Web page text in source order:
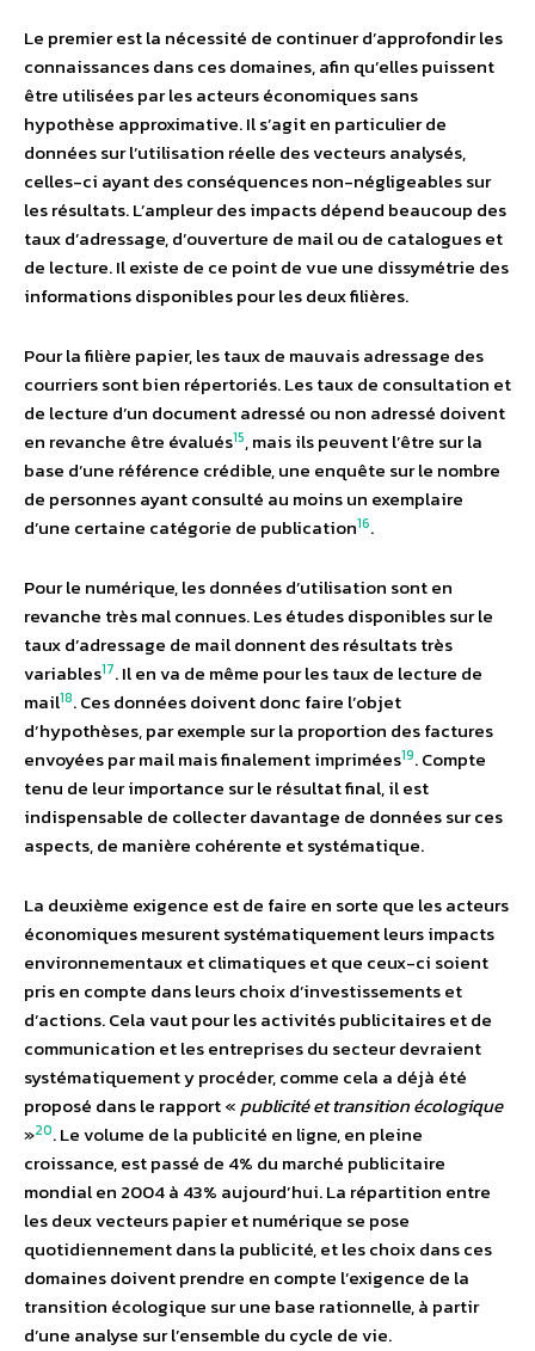
Le premier est la nécessité de continuer d’approfondir les
connaissances dans ces domaines, afin qu’elles puissent
être utilisées par les acteurs économiques sans
hypothèse approximative. Il s’agit en particulier de
données sur l’utilisation réelle des vecteurs analysés,
celles-ci ayant des conséquences non-négligeables sur
les résultats. L’ampleur des impacts dépend beaucoup des
taux d’adressage, d’ouverture de mail ou de catalogues et
de lecture. Il existe de ce point de vue une dissymétrie des
informations disponibles pour les deux filières.
Pour la filière papier, les taux de mauvais adressage des
courriers sont bien répertoriés. Les taux de consultation et
de lecture d’un document adressé ou non adressé doivent
en revanche être évalués15, mais ils peuvent l’être sur la
base d’une référence crédible, une enquête sur le nombre
de personnes ayant consulté au moins un exemplaire
d’une certaine catégorie de publication16.
Pour le numérique, les données d’utilisation sont en
revanche très mal connues. Les études disponibles sur le
taux d’adressage de mail donnent des résultats très
variables17. Il en va de même pour les taux de lecture de
mail18. Ces données doivent donc faire l’objet
d’hypothèses, par exemple sur la proportion des factures
envoyées par mail mais finalement imprimées19. Compte
tenu de leur importance sur le résultat final, il est
indispensable de collecter davantage de données sur ces
aspects, de manière cohérente et systématique.
La deuxième exigence est de faire en sorte que les acteurs
économiques mesurent systématiquement leurs impacts
environnementaux et climatiques et que ceux-ci soient
pris en compte dans leurs choix d’investissements et
d’actions. Cela vaut pour les activités publicitaires et de
communication et les entreprises du secteur devraient
systématiquement y procéder, comme cela a déjà été
proposé dans le rapport «publicité et transition écologique
»20. Le volume de la publicité en ligne, en pleine
croissance, est passé de 4% du marché publicitaire
mondial en 2004 à 43% aujourd’hui. La répartition entre
les deux vecteurs papier et numérique se pose
quotidiennement dans la publicité, et les choix dans ces
domaines doivent prendre en compte l’exigence de la
transition écologique sur une base rationnelle, à partir
d’une analyse sur l’ensemble du cycle de vie.